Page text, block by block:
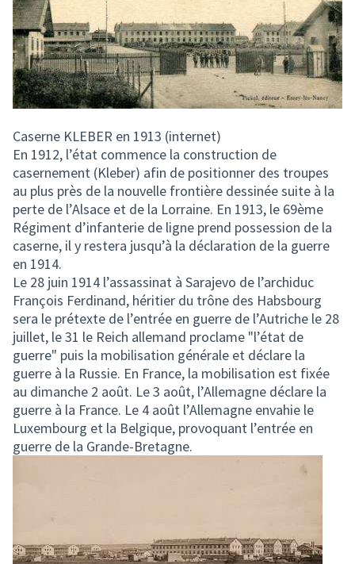
Caserne KLEBER en 1913 (internet)
En 1912, l’état commence la construction de
casernement (Kleber) afin de positionner des troupes
au plus près de la nouvelle frontière dessinée suite à la
perte de l’Alsace et de la Lorraine. En 1913, le 69ème
Régiment d’infanterie de ligne prend possession de la
caserne, il y restera jusqu’à la déclaration de la guerre
en 1914.
Le 28 juin 1914 l’assassinat à Sarajevo de l’archiduc
François Ferdinand, héritier du trône des Habsbourg
sera le prétexte de l’entrée en guerre de l’Autriche le 28
juillet, le 31 le Reich allemand proclame "l’état de
guerre" puis la mobilisation générale et déclare la
guerre à la Russie. En France, la mobilisation est fixée
au dimanche 2 août. Le 3 août, l’Allemagne déclare la
guerre à la France. Le 4 août l’Allemagne envahie le
Luxembourg et la Belgique, provoquant l’entrée en
guerre de la Grande-Bretagne.